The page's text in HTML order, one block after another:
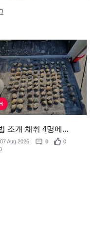
조개 채취 4명에...
07 Aug 2026 0
0